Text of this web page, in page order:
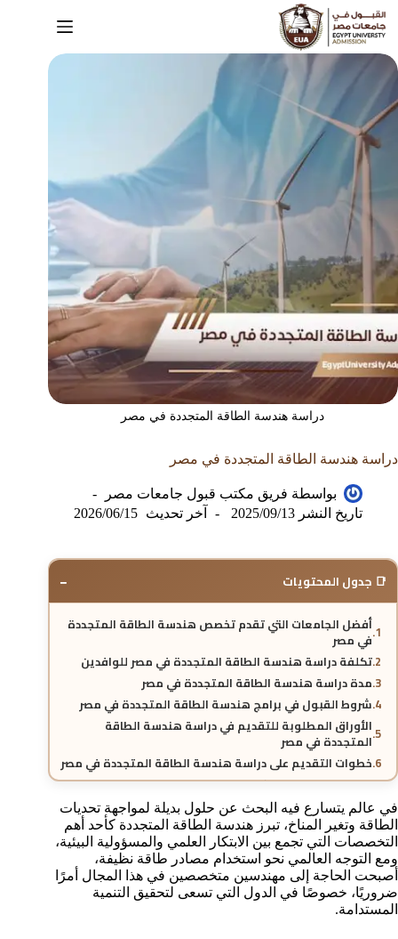
دراسة هندسة الطاقة المتجددة في مصر
دراسة هندسة الطاقة المتجددة في مصر
بواسطة فريق مكتب قبول جامعات مصر
تاريخ النشر 2025/09/13 آخر تحديث 2026/06/15
📑 جدول المحتويات −
أفضل الجامعات التي تقدم تخصص هندسة الطاقة المتجددة
في مصر
تكلفة دراسة هندسة الطاقة المتجددة في مصر للوافدين
مدة دراسة هندسة الطاقة المتجددة في مصر
شروط القبول في برامج هندسة الطاقة المتجددة في مصر
الأوراق المطلوبة للتقديم في دراسة هندسة الطاقة
المتجددة في مصر
خطوات التقديم على دراسة هندسة الطاقة المتجددة في مصر
مواعيد التقديم في كليات هندسة الطاقة المتجددة في مصر
نظام الدراسة في هندسة الطاقة المتجددة في الجامعات
المصرية
هل دراسة هندسة الطاقة المتجددة في مصر معترف بها
دوليًا
فرص العمل بعد التخرج من هندسة الطاقة المتجددة في
مصر
مميزات دراسة هندسة الطاقة المتجددة للطلاب الوافدين
في عالم يتسارع فيه البحث عن حلول بديلة لمواجهة تحديات
الطاقة وتغير المناخ، تبرز هندسة الطاقة المتجددة كأحد أهم
التخصصات التي تجمع بين الابتكار العلمي والمسؤولية البيئية،
ومع التوجه العالمي نحو استخدام مصادر طاقة نظيفة،
أصبحت الحاجة إلى مهندسين متخصصين في هذا المجال أمرًا
ضروريًا، خصوصًا في الدول التي تسعى لتحقيق التنمية
المستدامة.